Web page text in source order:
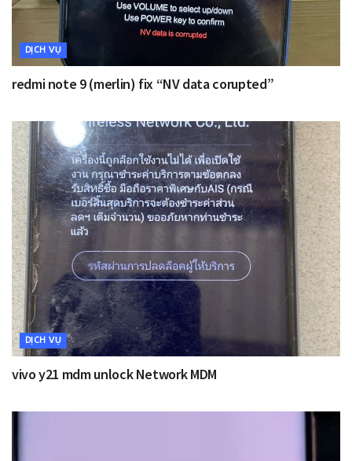
DỊCH VỤ
redmi note 9 (merlin) fix “NV data corupted”
DỊCH VỤ
vivo y21 mdm unlock Network MDM